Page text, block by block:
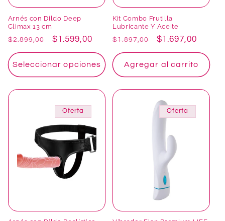
Arnés con Dildo Deep
Climax 13 cm
Precio
habitual
$2.899,00
Precio
de
oferta
$1.599,00
Seleccionar opciones
Kit Combo Frutilla
Lubricante Y Aceite
Precio
habitual
$1.897,00
Precio
de
oferta
$1.697,00
Agregar al carrito
Oferta Oferta